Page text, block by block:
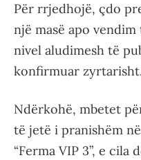
Për rrjedhojë, çdo
një masë apo
nivel aludimesh të
konfirmuar
Ndërkohë, mbetet
të jetë i pranishëm
“Ferma VIP 3”, e cila